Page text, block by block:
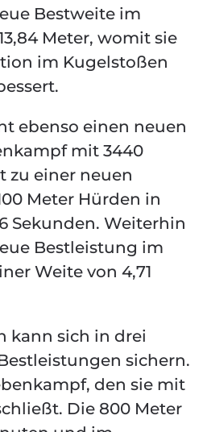
Bestweite im
Meter, womit sie
im Kugelstoßen
ebenso einen neuen
mit 3440
zu einer neuen
Meter Hürden in
Sekunden. Weiterhin
Bestleistung im
Weite von 4,71
kann sich in drei
sichern.
den sie mit
Die 800 Meter